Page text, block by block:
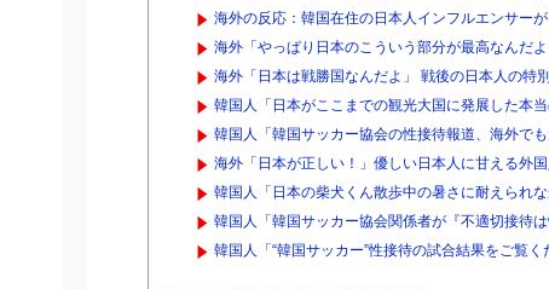
海外の反応：韓国在住の日本人インフルエンサー
海外「やっぱり日本のこういう部分が最高なんだ
海外「日本は戦勝国なんだよ」 戦後の日本人の特
韓国人「日本がここまでの観光大国に発展した本
韓国人「韓国サッカー協会の性接待報道、海外で
海外「日本が正しい！」優しい日本人に甘える外
韓国人「日本の柴犬くん散歩中の暑さに耐えられな
韓国人「韓国サッカー協会関係者が『不適切接待
韓国人「“韓国サッカー”性接待の試合結果をご覧